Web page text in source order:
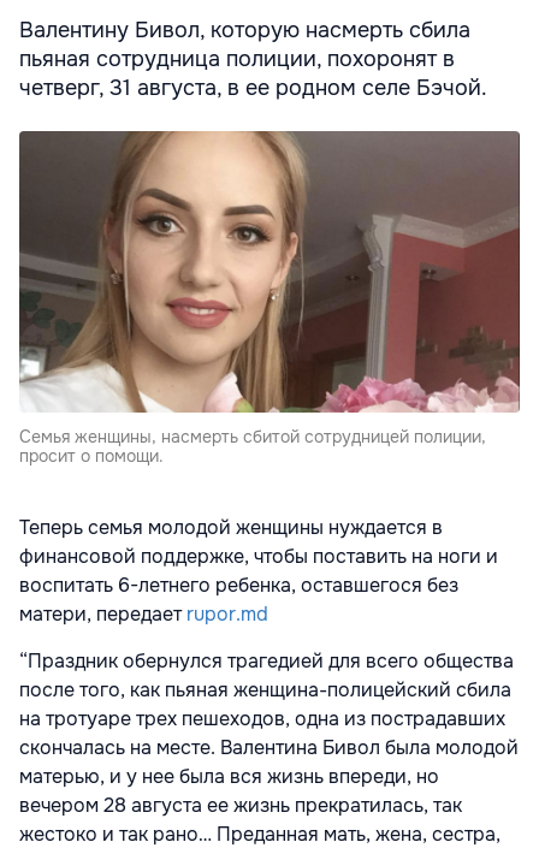
Валентину Бивол, которую насмерть сбила
пьяная сотрудница полиции, похоронят в
четверг, 31 августа, в ее родном селе Бэчой.
Семья женщины, насмерть сбитой сотрудницей полиции,
просит о помощи.
Теперь семья молодой женщины нуждается в
финансовой поддержке, чтобы поставить на ноги и
воспитать 6-летнего ребенка, оставшегося без
матери, передаетrupor.md
“Праздник обернулся трагедией для всего общества
после того, как пьяная женщина-полицейский сбила
на тротуаре трех пешеходов, одна из пострадавших
скончалась на месте. Валентина Бивол была молодой
матерью, и у нее была вся жизнь впереди, но
вечером 28 августа ее жизнь прекратилась, так
жестоко и так рано… Преданная мать, жена, сестра,